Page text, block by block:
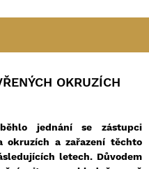
OKRUZÍCH
jednání se zástupci
okruzích a zařazení těchto
letech. Důvodem